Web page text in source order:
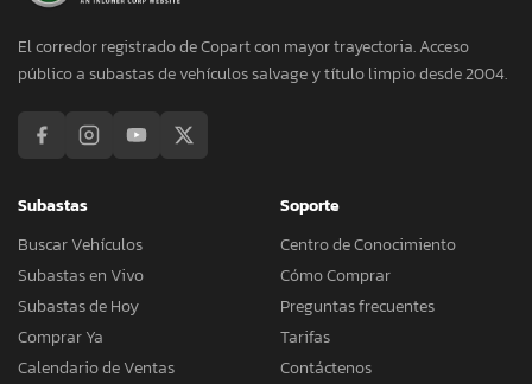
El corredor registrado de Copart con mayor trayectoria. Acceso
público a subastas de vehículos salvage y título limpio desde 2004.
Subastas
Buscar Vehículos
Subastas en Vivo
Subastas de Hoy
Comprar Ya
Calendario de Ventas
Soporte
Centro de Conocimiento
Cómo Comprar
Preguntas frecuentes
Tarifas
Contáctenos